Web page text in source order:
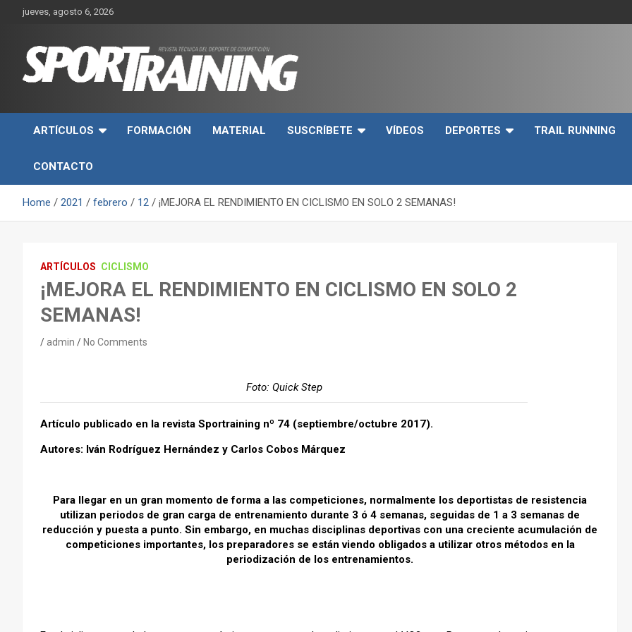
jueves, agosto 6, 2026
Revista técnica del
rendimiento, nutrición y entrenamiento.
ARTÍCULOS
FORMACIÓN MATERIAL SUSCRÍBETE VÍDEOS DEPORTES TRAIL RUNNING
CONTACTO
Home 2021 febrero 12 ¡MEJORA EL RENDIMIENTO EN CICLISMO EN SOLO 2 SEMANAS!
ARTÍCULOS CICLISMO
¡MEJORA EL RENDIMIENTO EN CICLISMO EN SOLO 2
SEMANAS!
admin No Comments
Foto: Quick Step
Artículo publicado en la revista Sportraining nº 74 (septiembre/octubre 2017).
Autores: Iván Rodríguez Hernández y Carlos Cobos Márquez
Para llegar en un gran momento de forma a las competiciones, normalmente los deportistas de resistencia
utilizan periodos de gran carga de entrenamiento durante 3 ó 4 semanas, seguidas de 1 a 3 semanas de
reducción y puesta a punto. Sin embargo, en muchas disciplinas deportivas con una creciente acumulación de
competiciones importantes, los preparadores se están viendo obligados a utilizar otros métodos en la
periodización de los entrenamientos.